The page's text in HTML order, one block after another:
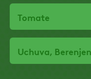
Tomate
Uchuva,